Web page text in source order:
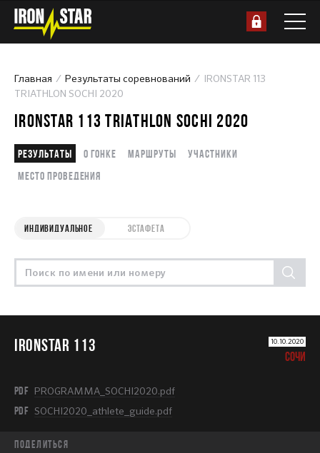
Главная Результаты соревнований
IRONSTAR 113
TRIATHLON SOCHI 2020
IRONSTAR 113 TRIATHLON SOCHI 2020
Результаты О гонке Маршруты
Участники
Место проведения
ИНДИВИДУАЛЬНОЕ ЭСТАФЕТА
IRONSTAR 113 10.10.2020
СОЧИ
PDF PROGRAMMA_SOCHI2020.pdf
PDF SOCHI2020_athlete_guide.pdf
Поделиться